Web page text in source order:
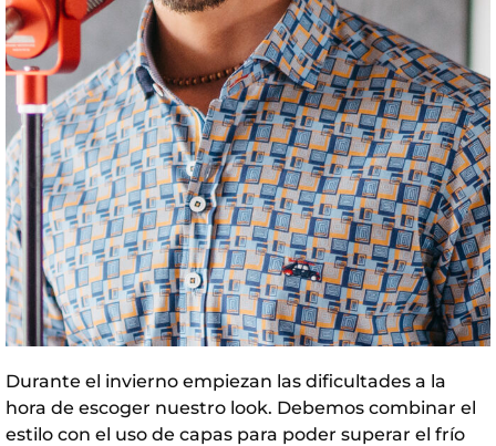
Durante el invierno empiezan las dificultades a la
hora de escoger nuestro look. Debemos combinar el
estilo con el uso de capas para poder superar el frío